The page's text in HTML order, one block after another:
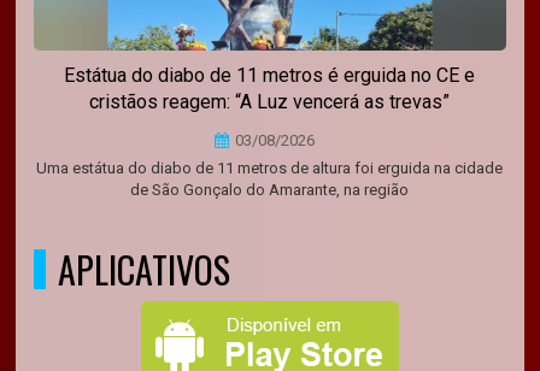
Estátua do diabo de 11 metros é erguida no CE e
cristãos reagem: “A Luz vencerá as trevas”
03/08/2026
Uma estátua do diabo de 11 metros de altura foi erguida na cidade
de São Gonçalo do Amarante, na região
APLICATIVOS